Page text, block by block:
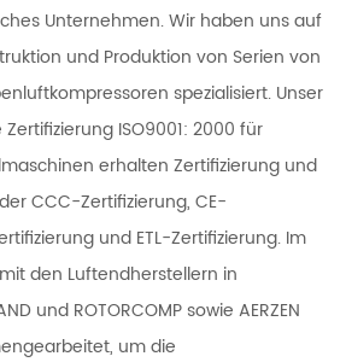
Unternehmen. Wir haben uns auf
und Produktion von Serien von
spezialisiert. Unser
ISO9001: 2000 für
erhalten Zertifizierung und
CCC-Zertifizierung, CE-
und ETL-Zertifizierung. Im
den Luftendherstellern in
und ROTORCOMP sowie AERZEN
um die